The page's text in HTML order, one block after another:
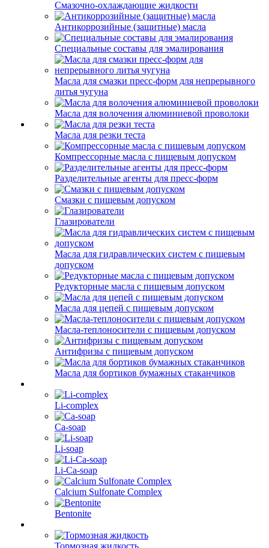
Смазочно-охлаждающие жидкости
Антикоррозийные (защитные) масла
Специальные составы для эмалирования
Масла для смазки пресс-форм для непрерывного
литья чугуна
Масла для волочения алюминиевой проволоки
Масла для резки теста
Компрессорные масла с пищевым допуском
Разделительные агенты для пресс-форм
Смазки с пищевым допуском
Глазирователи
Масла для гидравлических систем с пищевым
допуском
Редукторные масла с пищевым допуском
Масла для цепей с пищевым допуском
Масла-теплоносители с пищевым допуском
Антифризы с пищевым допуском
Масла для бортиков бумажных стаканчиков
Li-complex
Ca-soap
Li-soap
Li-Ca-soap
Calcium Sulfonate Complex
Bentonite
Тормозная жидкость